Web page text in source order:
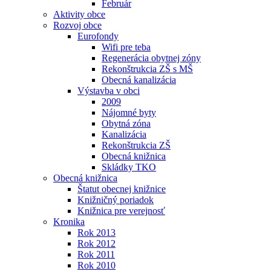
Február
Aktivity obce
Rozvoj obce
Eurofondy
Wifi pre teba
Regenerácia obytnej zóny
Rekonštrukcia ZŠ s MŠ
Obecná kanalizácia
Výstavba v obci
2009
Nájomné byty
Obytná zóna
Kanalizácia
Rekonštrukcia ZŠ
Obecná knižnica
Skládky TKO
Obecná knižnica
Štatut obecnej knižnice
Knižničný poriadok
Knižnica pre verejnosť
Kronika
Rok 2013
Rok 2012
Rok 2011
Rok 2010